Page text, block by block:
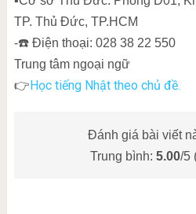
TP. Thủ Đức, TP.HCM
-☎️ Điện thoại: 028 38 22 550
Trung tâm ngoại ngữ
👉Học tiếng Nhật theo chủ đề.
Đánh giá bài viết
Trung bình:5.00/5